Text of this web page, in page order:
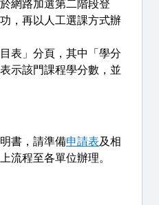
網路加選第二階段登
，再以人工選課方式辦
表」分頁，其中「學分
示該門課程學分數，並
書，請準備申請表及相
流程至各單位辦理。